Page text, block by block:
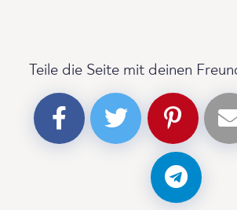
Teile die Seite mit deinen